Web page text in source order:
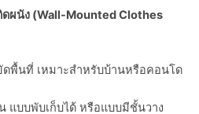
ผนัง (Wall-Mounted Clothes
ดพื้นที่ เหมาะสำหรับบ้านหรือคอนโด
แบบพับเก็บได้ หรือแบบมีชั้นวาง